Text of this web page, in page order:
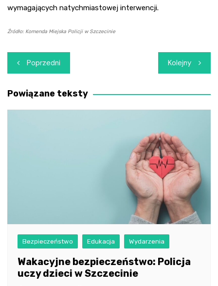
wymagających natychmiastowej interwencji.
Źródło: Komenda Miejska Policji w Szczecinie
Nawigacja
wpisu
Poprzedni Kolejny
Powiązane teksty
Bezpieczeństwo Edukacja Wydarzenia
Wakacyjne bezpieczeństwo: Policja
uczy dzieci w Szczecinie